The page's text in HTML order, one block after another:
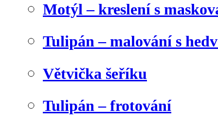
Motýl – kreslení s
Tulipán – malování s
Větvička šeříku
Tulipán – frotování